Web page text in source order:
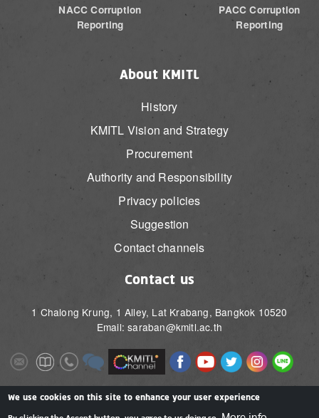
NACC Corruption
Reporting
PACC Corruption
Reporting
About KMITL
History
KMITL Vision and Strategy
Procurement
Authority and Responsibility
Privacy policies
Suggestion
Contact channels
Contact us
1 Chalong Krung, 1 Alley, Lat Krabang, Bangkok 10520
Email: saraban@kmitl.ac.th
ImageImageImageImage Image ImageImageImageImageImage
Image Image
We use cookies on this site to enhance your user experience